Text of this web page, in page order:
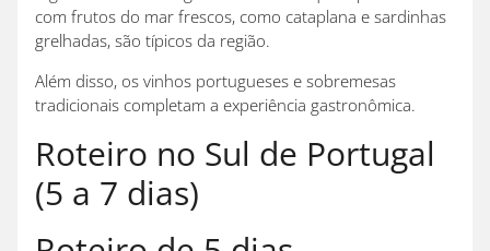
com frutos do mar frescos, como cataplana e sardinhas
grelhadas, são típicos da região.
Além disso, os vinhos portugueses e sobremesas
tradicionais completam a experiência gastronômica.
Roteiro no Sul de Portugal
(5 a 7 dias)